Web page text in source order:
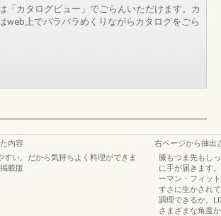
「カタログビュー」でごらんいただけます。カ
web上でパラパラめくりながらカタログをごら
内容
すい。だから気持ちよく料理ができま
載版
右ページから抽出
膝もつま先もし
に手が届きます
ーマン・フィッ
すさに生かされ
調理できるか。
さまざまな角度